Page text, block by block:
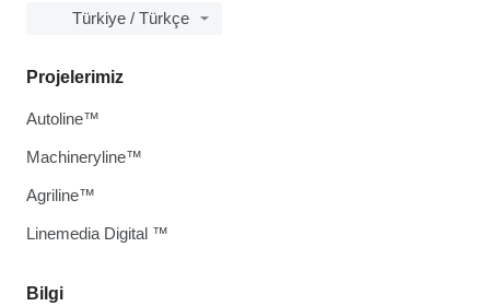
Türkiye / Türkçe
Bilgi
Projelerimiz
Autoline™
Machineryline™
Agriline™
Linemedia Digital ™